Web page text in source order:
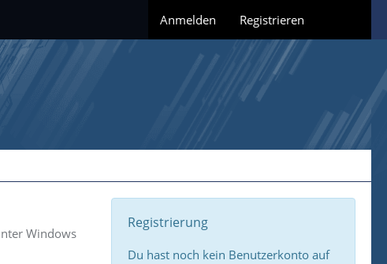
Anmelden Registrieren
Windows
Registrierung
Du hast noch kein Benutzerkonto auf